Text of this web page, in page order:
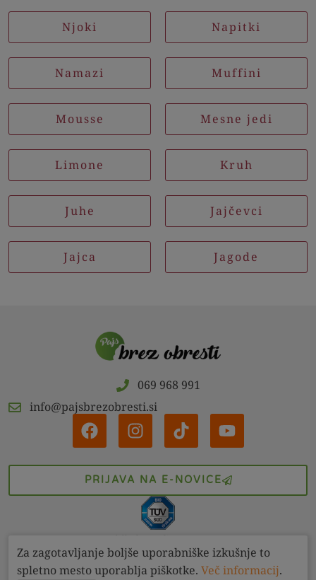
Njoki Napitki
Namazi Muffini
Mousse Mesne jedi
Limone Kruh
Juhe Jajčevci
Jajca Jagode
069 968 991
info@pajsbrezobresti.si
PRIJAVA NA E-NOVICE
BIO izdelke kontrolira: SI-EKO-004
O PajsuProdajna mestaKontakt B2B Sodelovanje
Za zagotavljanje boljše uporabniške izkušnje to
spletno mesto uporablja piškotke. Več informacij.